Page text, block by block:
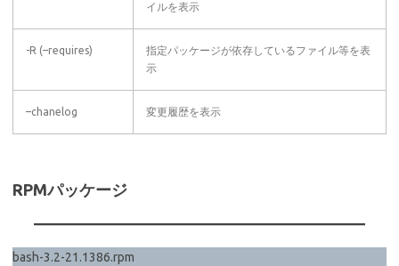
イルを表示
-R (–requires)
指定パッケージが依存しているファイル等を表
示
–chanelog 変更履歴を表示
RPMパッケージ
bash-3.2-21.1386.rpm